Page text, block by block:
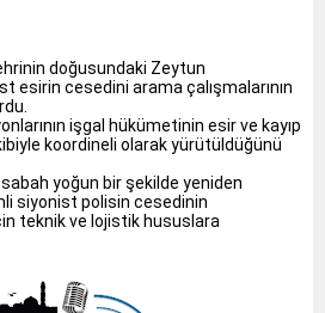
doğusundaki Zeytun
esirin cesedini arama çalışmalarının
işgal hükümetinin esir ve kayıp
koordineli olarak yürütüldüğünü
sabah yoğun bir şekilde yeniden
siyonist polisin cesedinin
teknik ve lojistik hususlara